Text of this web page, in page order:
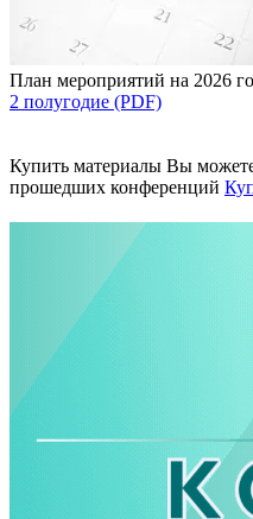
План мероприятий на 2026
2 полугодие (PDF)
Купить материалы Вы
прошедших конференций